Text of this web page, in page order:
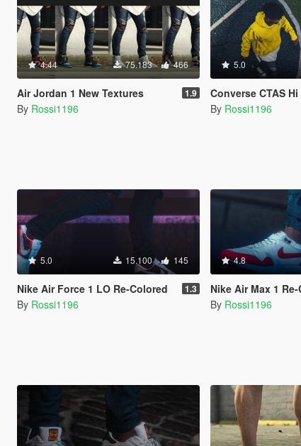
4.44 75.183 466
Air Jordan 1 New Textures 1.9
By Rossi1196
5.0
Converse CTAS
By Rossi1196
5.0 15.100 145
Nike Air Force 1 LO Re-Colored 1.3
By Rossi1196
4.8
Nike Air Max 1
By Rossi1196